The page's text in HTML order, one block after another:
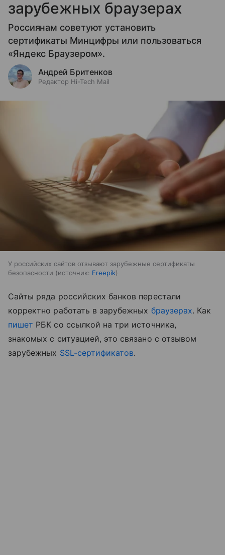
зарубежных браузерах
Россиянам советуют установить
сертификаты Минцифры или пользоваться
«Яндекс Браузером».
Андрей Бритенков
Редактор Hi-Tech Mail
У российских сайтов отзывают зарубежные сертификаты
безопасности
источник: Freepik
Сайты ряда российских банков перестали
корректно работать в зарубежных браузерах. Как
пишет РБК со ссылкой на три источника,
знакомых с ситуацией, это связано с отзывом
зарубежных SSL-сертификатов.